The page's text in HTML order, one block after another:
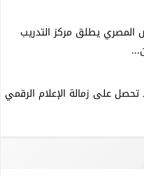
المصري يطلق مركز التدريب
على زمالة الإعلام الرقمي